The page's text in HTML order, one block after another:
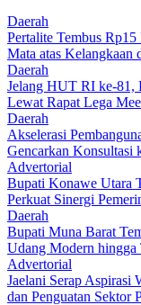
Daerah
‎Pertalite Tembus
Mata atas Kelangkaan
Daerah
‎Jelang HUT RI ke-81,
Lewat Rapat Lega
Daerah
Akselerasi
Gencarkan Konsultasi
Advertorial
Bupati Konawe Utara
Perkuat Sinergi
Daerah
‎Bupati Muna Barat
Udang Modern hingga
Advertorial
Jaelani Serap Aspirasi
dan Penguatan Sektor